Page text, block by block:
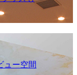
ュー空間